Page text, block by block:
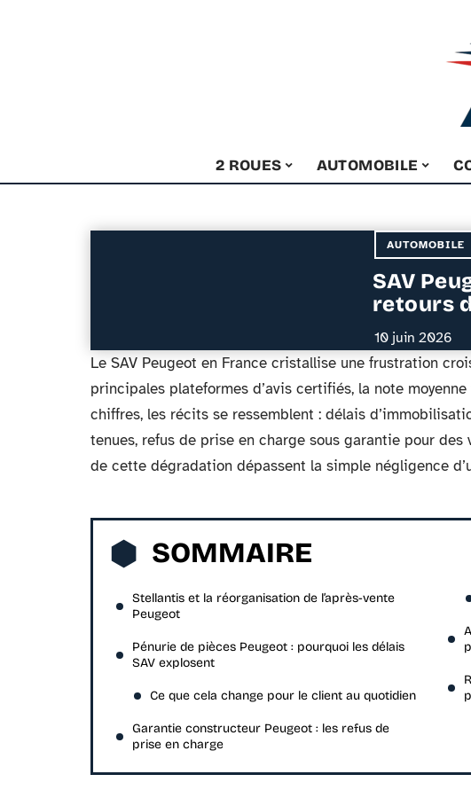
2 ROUES AUTOMOBILE
AUTOMOBILE
SAV
retours
10 juin 2026
Le SAV Peugeot en France cristallise une frustration
principales plateformes d’avis certifiés, la note
chiffres, les récits se ressemblent : délais
tenues, refus de prise en charge sous garantie pour
de cette dégradation dépassent la simple négligence
SOMMAIRE
Stellantis et la réorganisation de l’après-vente
Peugeot
Pénurie de pièces Peugeot : pourquoi les délais
SAV explosent
Ce que cela change pour le client au quotidien
Garantie constructeur Peugeot : les refus de
prise en charge